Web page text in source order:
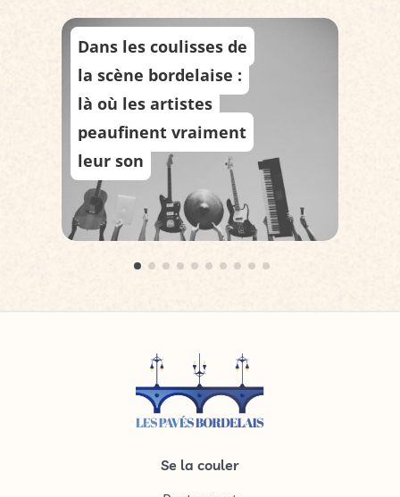
Dans les coulisses de
la scène bordelaise :
là où les artistes
peaufinent vraiment
leur son
Se la couler